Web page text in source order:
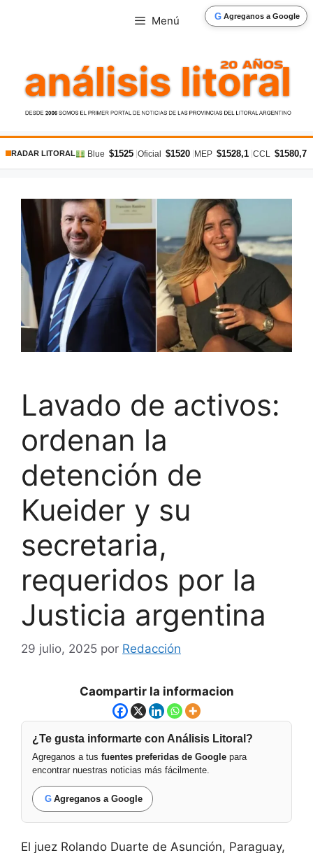
G Agreganos a Google
Menú
RADAR LITORAL Blue $1525 Oficial $1520 MEP $1528,1 CCL $1580,7
Lavado de activos:
ordenan la
detención de
Kueider y su
secretaria,
requeridos por la
Justicia argentina
29 julio, 2025 por Redacción
Caompartir la informacion
¿Te gusta informarte con Análisis Litoral?
Agreganos a tus fuentes preferidas de Google para
encontrar nuestras noticias más fácilmente.
G Agreganos a Google
El juez Rolando Duarte de Asunción, Paraguay,